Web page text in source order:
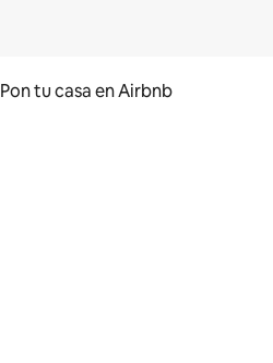
Pon tu casa en Airbnb